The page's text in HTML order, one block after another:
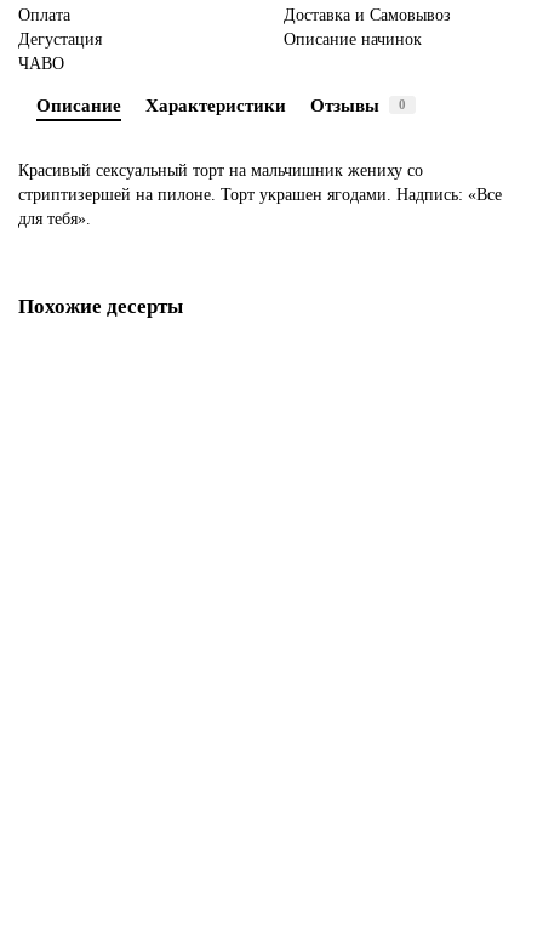
Оплата
Доставка и Самовывоз
Дегустация
Описание начинок
ЧАВО
Описание Характеристики Отзывы 0
Красивый сексуальный торт на мальчишник жениху со
стриптизершей на пилоне. Торт украшен ягодами. Надпись: «Все
для тебя».
Похожие десерты